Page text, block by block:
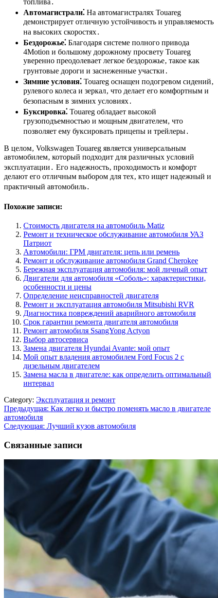
топлива․
Автомагистрали⁚ На автомагистралях Touareg
демонстрирует отличную устойчивость и управляемость
на высоких скоростях․
Бездорожье⁚ Благодаря системе полного привода
4Motion и большому дорожному просвету Touareg
уверенно преодолевает легкое бездорожье‚ такое как
грунтовые дороги и заснеженные участки․
Зимние условия⁚ Touareg оснащен подогревом сидений‚
рулевого колеса и зеркал‚ что делает его комфортным и
безопасным в зимних условиях․
Буксировка⁚ Touareg обладает высокой
грузоподъемностью и мощным двигателем‚ что
позволяет ему буксировать прицепы и трейлеры․
В целом‚ Volkswagen Touareg является универсальным
автомобилем‚ который подходит для различных условий
эксплуатации․ Его надежность‚ проходимость и комфорт
делают его отличным выбором для тех‚ кто ищет надежный и
практичный автомобиль․
Похожие записи:
Стоимость двигателя на автомобиль Matiz
Ремонт и техническое обслуживание автомобиля УАЗ
Патриот
Автомобили: ГРМ двигателя: цепь или ремень
Ремонт и обслуживание автомобиля Grand Cherokee
Бережная эксплуатация автомобиля: мой личный опыт
Двигатели для автомобиля «Соболь»: характеристики,
особенности и цены
Определение неисправностей двигателя
Ремонт и эксплуатация автомобиля Mitsubishi RVR
Диагностика повреждений аварийного автомобиля
Срок гарантии ремонта двигателя автомобиля
Ремонт автомобиля SsangYong Actyon
Выбор автосервиса
Замена двигателя Hyundai Avante: мой опыт
Мой опыт владения автомобилем Ford Focus 2 с
дизельным двигателем
Замена масла в двигателе: как определить оптимальный
интервал
Category: Эксплуатация и ремонт
Навигация
по
Предыдущая: Как легко и быстро поменять масло в двигателе
автомобиля
Следующая: Лучший кузов автомобиля
Связанные записи